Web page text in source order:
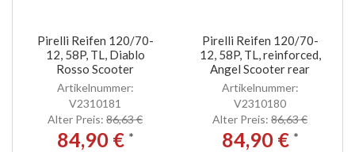
Pirelli Reifen 120/70-
12, 58P, TL, Diablo
Rosso Scooter
Artikelnummer:
V2310181
Alter Preis: 86,63 €
84,90 € *
Pirelli Reifen 120/70-
12, 58P, TL, reinforced,
Angel Scooter rear
Artikelnummer:
V2310180
Alter Preis: 86,63 €
84,90 € *